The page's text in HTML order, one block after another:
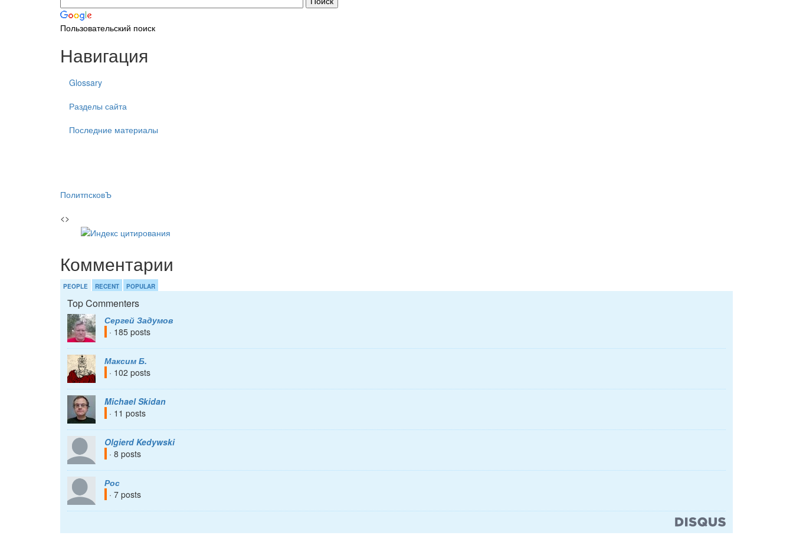
Пользовательский поиск
Навигация
Glossary
Разделы сайта
Последние материалы
ПолитпсковЪ
<>
Комментарии
PEOPLE RECENT POPULAR
Top Commenters
Сергей Задумов
· 185 posts
Максим Б.
· 102 posts
Michael Skidan
· 11 posts
Olgierd Kedywski
· 8 posts
Рос
· 7 posts